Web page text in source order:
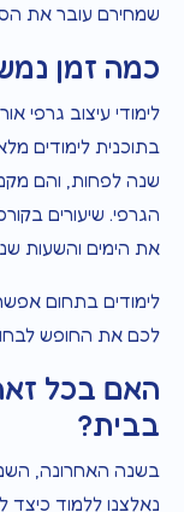
שמחירם עובר את הסכום
כמה זמן
לימודי עיצוב גרפי
בתוכנית לימודים
שנה לפחות, והם
הגרפי. שיעורים
את הימים והשעות
לימודים בתחום
לכם את החופש
האם בכל
בבית?
בשנה האחרונה,
נאלצנו ללמוד